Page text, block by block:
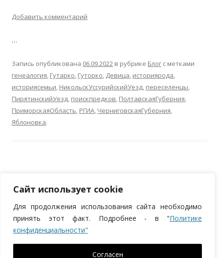
Сайт использует cookie
Для продолжения использования сайта необходимо
принять этот факт. Подробнее - в "Политике
конфиденциальности"
Согласен
Добавить комментарий
…
Запись опубликована 06.09.2022 в рубрике Блог с метками
генеалогия, Гутарко, Гуторко, Девица, историярода,
историясемьи, НикольскУссурийскийУезд, переселенцы,
ПирятинскийУезд, поискпредков, ПолтавскаяГуберния,
ПриморскаяОбласть, РГИА, ЧерниговскаяГуберния,
Яблоновка.
ИП Курпан Николай Андреевич, ОГРНИП 320784700252372, ИНН
783901005049
Политика в отношении персональных данных